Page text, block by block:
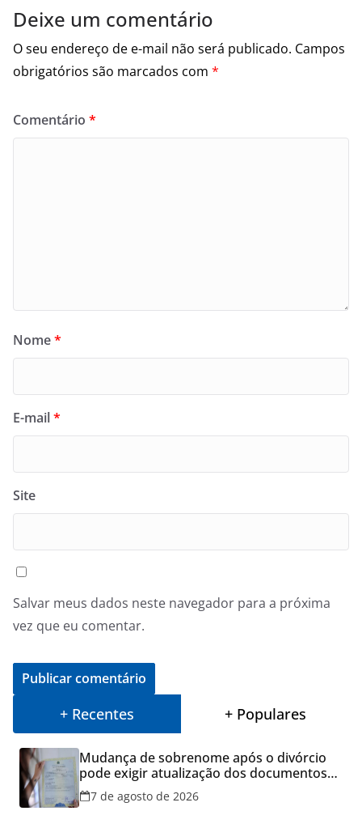
Deixe um comentário
O seu endereço de e-mail não será publicado. Campos
obrigatórios são marcados com *
Comentário *
Nome*
E-mail*
Site
Salvar meus dados neste navegador para a próxima
vez que eu comentar.
+ Recentes + Populares
Mudança de sobrenome após o divórcio
pode exigir atualização dos documentos
dos filhos para evitar transtornos
7 de agosto de 2026